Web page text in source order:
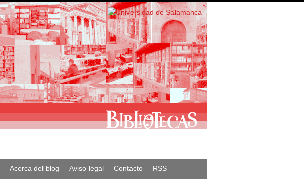
Acerca del blog Aviso legal Contacto RSS